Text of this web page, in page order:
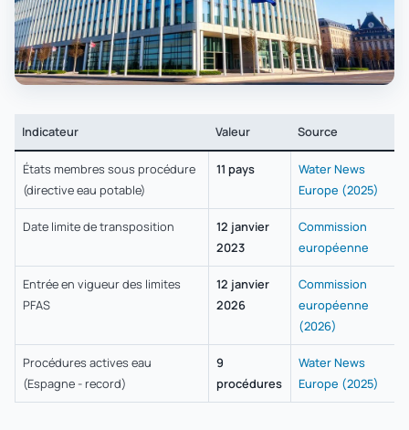
Indicateur Valeur Source
États membres sous procédure
(directive eau potable)
11 pays
Water News
Europe (2025)
Date limite de transposition
12 janvier
2023
Commission
européenne
Entrée en vigueur des limites
PFAS
12 janvier
2026
Commission
européenne
(2026)
Procédures actives eau
(Espagne - record)
9
procédures
Water News
Europe (2025)